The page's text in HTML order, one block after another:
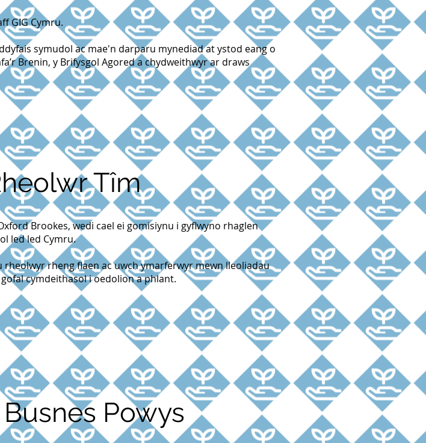
GIG Cymru.
symudol ac mae'n darparu mynediad at ystod eang o
Brenin, y Brifysgol Agored a chydweithwyr ar draws
Tîm
Brookes, wedi cael ei gomisiynu i gyflwyno rhaglen
led led Cymru.
rheng flaen ac uwch ymarferwyr mewn lleoliadau
cymdeithasol i oedolion a phlant.
Powys